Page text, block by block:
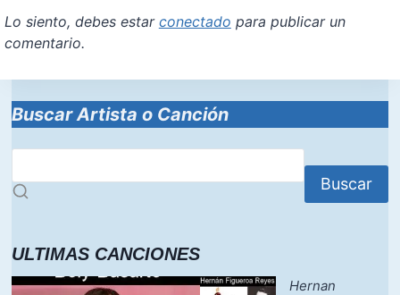
Lo siento, debes estar conectado para publicar un
comentario.
Buscar Artista o Canción
Buscar
ULTIMAS CANCIONES
Hernan